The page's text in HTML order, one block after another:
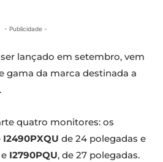
- Publicidade -
ser lançado em setembro, vem
gama da marca destinada a
.
quatro monitores: os
I2490PXQU de 24 polegadas e
e I2790PQU, de 27 polegadas.